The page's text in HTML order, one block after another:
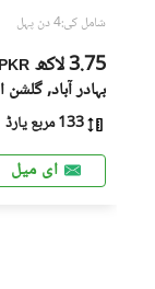
شامل کی:4 دن پہل
PKR 3.75 لاکھ
بہادر آباد, گلشنِ
133 مربع یارڈ
ای میل